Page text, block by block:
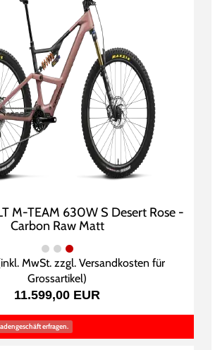
M-TEAM 630W S Desert Rose -
Carbon Raw Matt
MwSt. zzgl. Versandkosten für
Grossartikel)
11.599,00 EUR
erfragen.